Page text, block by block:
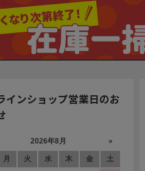
インショップ営業日のお